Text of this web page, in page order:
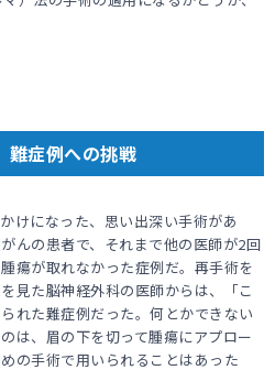
症例への挑戦
けになった、思い出深い手術があ
んの患者で、それまで他の医師が2回
瘍が取れなかった症例だ。再手術を
見た脳神経外科の医師からは、「こ
れた難症例だった。何とかできない
は、眉の下を切って腫瘍にアプロー
の手術で用いられることはあった